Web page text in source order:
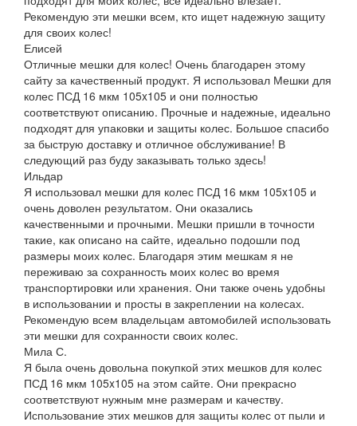
Рекомендую эти мешки всем, кто ищет надежную защиту
для своих колес!
Елисей
Отличные мешки для колес! Очень благодарен этому
сайту за качественный продукт. Я использовал Мешки для
колес ПСД 16 мкм 105x105 и они полностью
соответствуют описанию. Прочные и надежные, идеально
подходят для упаковки и защиты колес. Большое спасибо
за быструю доставку и отличное обслуживание! В
следующий раз буду заказывать только здесь!
Ильдар
Я использовал мешки для колес ПСД 16 мкм 105x105 и
очень доволен результатом. Они оказались
качественными и прочными. Мешки пришли в точности
такие, как описано на сайте, идеально подошли под
размеры моих колес. Благодаря этим мешкам я не
переживаю за сохранность моих колес во время
транспортировки или хранения. Они также очень удобны
в использовании и просты в закреплении на колесах.
Рекомендую всем владельцам автомобилей использовать
эти мешки для сохранности своих колес.
Мила С.
Я была очень довольна покупкой этих мешков для колес
ПСД 16 мкм 105x105 на этом сайте. Они прекрасно
соответствуют нужным мне размерам и качеству.
Использование этих мешков для защиты колес от пыли и